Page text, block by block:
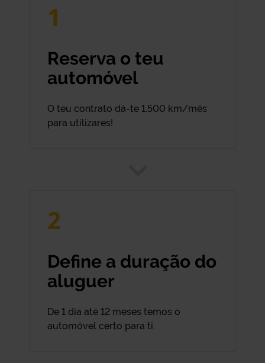
1
Reserva o teu
automóvel
O teu contrato dá-te 1.500 km/mês
para utilizares!
2
Define a duração do
aluguer
De 1 dia até 12 meses temos o
automóvel certo para ti.